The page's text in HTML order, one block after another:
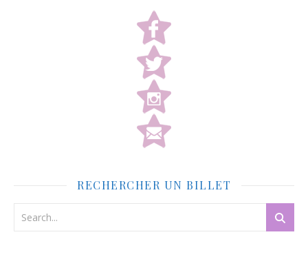
RECHERCHER UN BILLET